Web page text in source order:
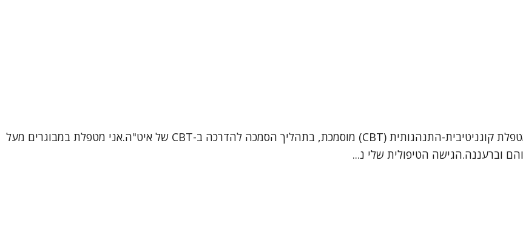
שמי ורוניקה, עובדת סוציאלית קלינית (MSW), פסיכותרפיסטית ומטפלת קוגניטיבית-התנהגותית (CBT) מוסמכת, בתהליך הסמכה להדרכה ב-CBT של איט"ה.אני מטפלת במבוגרים מעל